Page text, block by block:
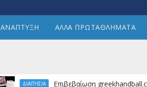
ΑΝΑΠΤΥΞΗ ΑΛΛΑ ΠΡΩΤΑΘΛΗΜΑΤΑ
ΔΙΑΙΤΗΣΙΑ Επιβεβαίωση greekhandball.com